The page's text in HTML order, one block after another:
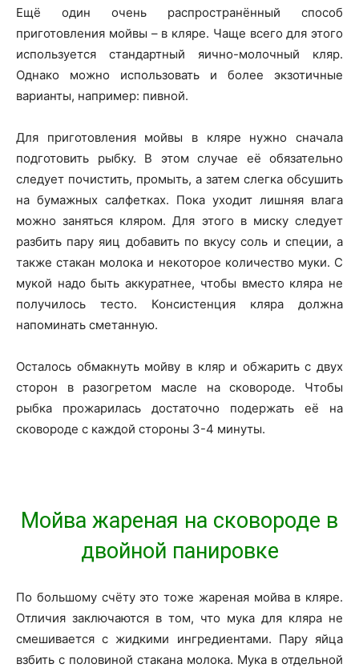
Ещё один очень распространённый способ
приготовления мойвы – в кляре. Чаще всего для этого
используется стандартный яично-молочный кляр.
Однако можно использовать и более экзотичные
варианты, например: пивной.
Для приготовления мойвы в кляре нужно сначала
подготовить рыбку. В этом случае её обязательно
следует почистить, промыть, а затем слегка обсушить
на бумажных салфетках. Пока уходит лишняя влага
можно заняться кляром. Для этого в миску следует
разбить пару яиц добавить по вкусу соль и специи, а
также стакан молока и некоторое количество муки. С
мукой надо быть аккуратнее, чтобы вместо кляра не
получилось тесто. Консистенция кляра должна
напоминать сметанную.
Осталось обмакнуть мойву в кляр и обжарить с двух
сторон в разогретом масле на сковороде. Чтобы
рыбка прожарилась достаточно подержать её на
сковороде с каждой стороны 3-4 минуты.
Мойва жареная на сковороде в
двойной панировке
По большому счёту это тоже жареная мойва в кляре.
Отличия заключаются в том, что мука для кляра не
смешивается с жидкими ингредиентами. Пару яйца
взбить с половиной стакана молока. Мука в отдельной